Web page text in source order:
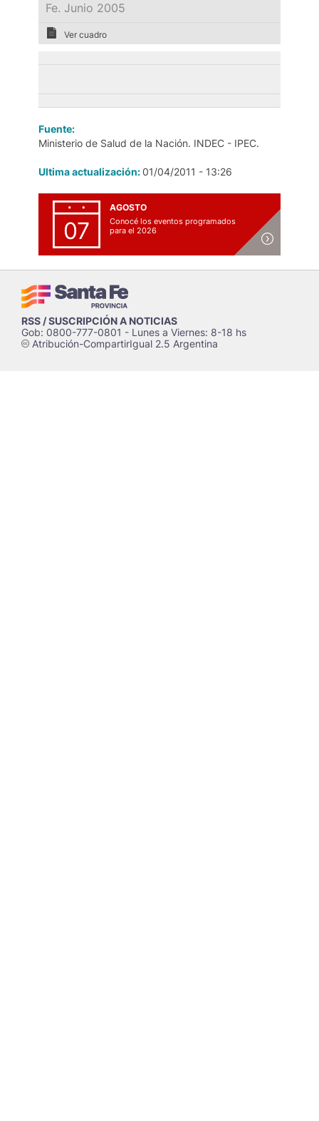
Fe. Junio 2005
Ver cuadro
Fuente:
Ministerio de Salud de la Nación. INDEC - IPEC.
Ultima actualización:01/04/2011 - 13:26
07
AGOSTO
Conocé los eventos programados
para el 2026
RSS / SUSCRIPCIÓN A NOTICIAS
Gob: 0800-777-0801 - Lunes a Viernes: 8-18 hs
cAtribución-CompartirIgual 2.5 Argentina